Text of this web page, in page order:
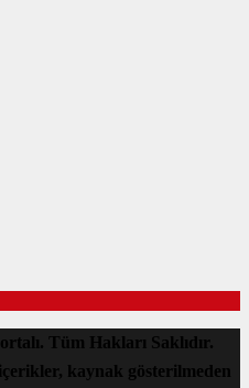
Tüm Hakları Saklıdır.
kaynak gösterilmeden